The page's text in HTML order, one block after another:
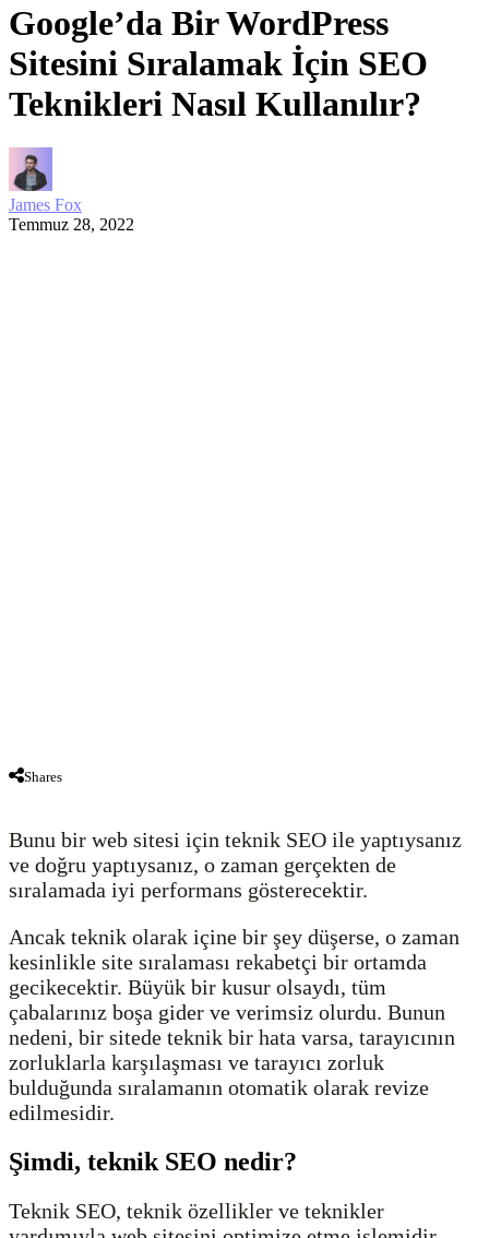
Google’da Bir WordPress
Sitesini Sıralamak İçin SEO
Teknikleri Nasıl Kullanılır?
James Fox
Temmuz 28, 2022
Shares
Bunu bir web sitesi için teknik SEO ile yaptıysanız
ve doğru yaptıysanız, o zaman gerçekten de
sıralamada iyi performans gösterecektir.
Ancak teknik olarak içine bir şey düşerse, o zaman
kesinlikle site sıralaması rekabetçi bir ortamda
gecikecektir. Büyük bir kusur olsaydı, tüm
çabalarınız boşa gider ve verimsiz olurdu. Bunun
nedeni, bir sitede teknik bir hata varsa, tarayıcının
zorluklarla karşılaşması ve tarayıcı zorluk
bulduğunda sıralamanın otomatik olarak revize
edilmesidir.
Şimdi, teknik SEO nedir?
Teknik SEO, teknik özellikler ve teknikler